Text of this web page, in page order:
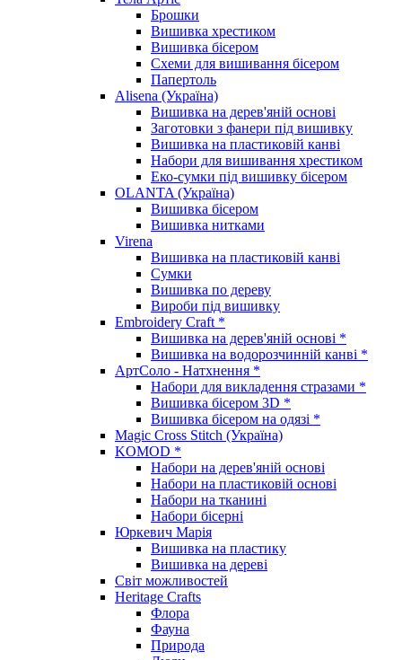
Брошки
Вишивка хрестиком
Вишивка бісером
Схеми для вишивання бісером
Папертоль
Alisena (Україна)
Вишивка на дерев'яній основі
Заготовки з фанери під вишивку
Вишивка на пластиковій канві
Набори для вишивання хрестиком
Еко-сумки під вишивку бісером
OLANTA (Україна)
Вишивка бісером
Вишивка нитками
Virena
Вишивка на пластиковій канві
Сумки
Вишивка по дереву
Вироби під вишивку
Embroidery Craft *
Вишивка на дерев'яній основі *
Вишивка на водорозчинній канві *
АртСоло - Натхнення *
Набори для викладення стразами *
Вишивка бісером 3D *
Вишивка бісером на одязі *
Magic Cross Stitch (Україна)
KOMOD *
Набори на дерев'яній основі
Набори на пластиковій основі
Набори на тканині
Набори бісерні
Юркевич Марія
Вишивка на пластику
Вишивка на дереві
Світ можливостей
Heritage Crafts
Флора
Фауна
Природа